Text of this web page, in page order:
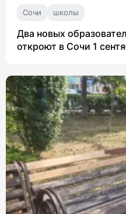
Сочи школы
Два новых
откроют в Сочи 1